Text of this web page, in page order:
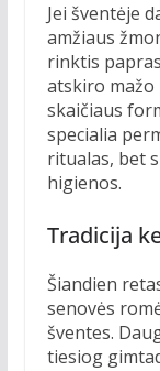
Jei šventėje
amžiaus
rinktis
atskiro
skaičiaus
specialia
ritualas, bet
higienos.
Tradicija
Šiandien
senovės
šventes.
tiesiog